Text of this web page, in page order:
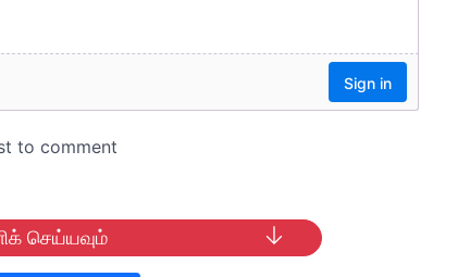
செய்யவும்